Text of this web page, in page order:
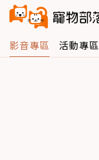
影音專區 活動專區